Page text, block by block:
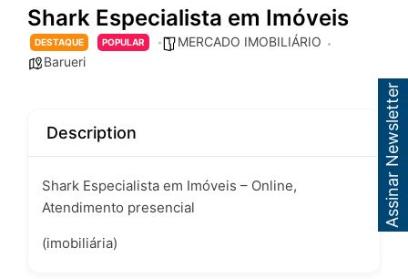
Shark Especialista em Imóveis
DESTAQUE POPULAR
MERCADO IMOBILIÁRIO
Barueri
Description
Shark Especialista em Imóveis – Online,
Atendimento presencial
(imobiliária)
Assinar Newsletter